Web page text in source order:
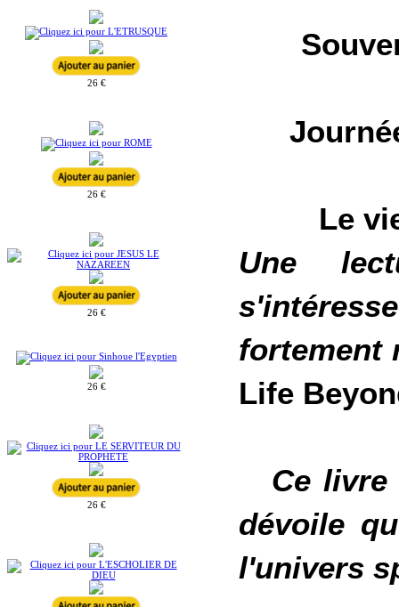
26 €
26 €
26 €
26 €
26 €
Le
Une
fortement
Life
Ce livre
dévoile
l'univers